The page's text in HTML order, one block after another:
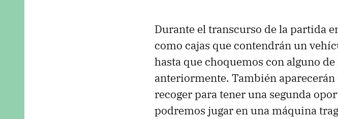
Durante el transcurso de la partida
como cajas que contendrán un
hasta que choquemos con alguno
anteriormente. También
recoger para tener una segunda
podremos jugar en una máquina